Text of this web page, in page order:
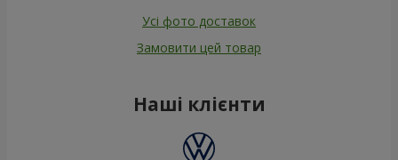
Усі фото доставок
Замовити цей товар
Наші клієнти